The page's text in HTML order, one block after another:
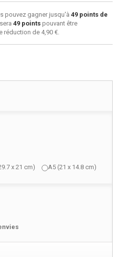
pouvez gagner jusqu'à 49 points de
49 points pouvant être
réduction de 4,90 €.
x 21 cm)
A5 (21 x 14.8 cm)